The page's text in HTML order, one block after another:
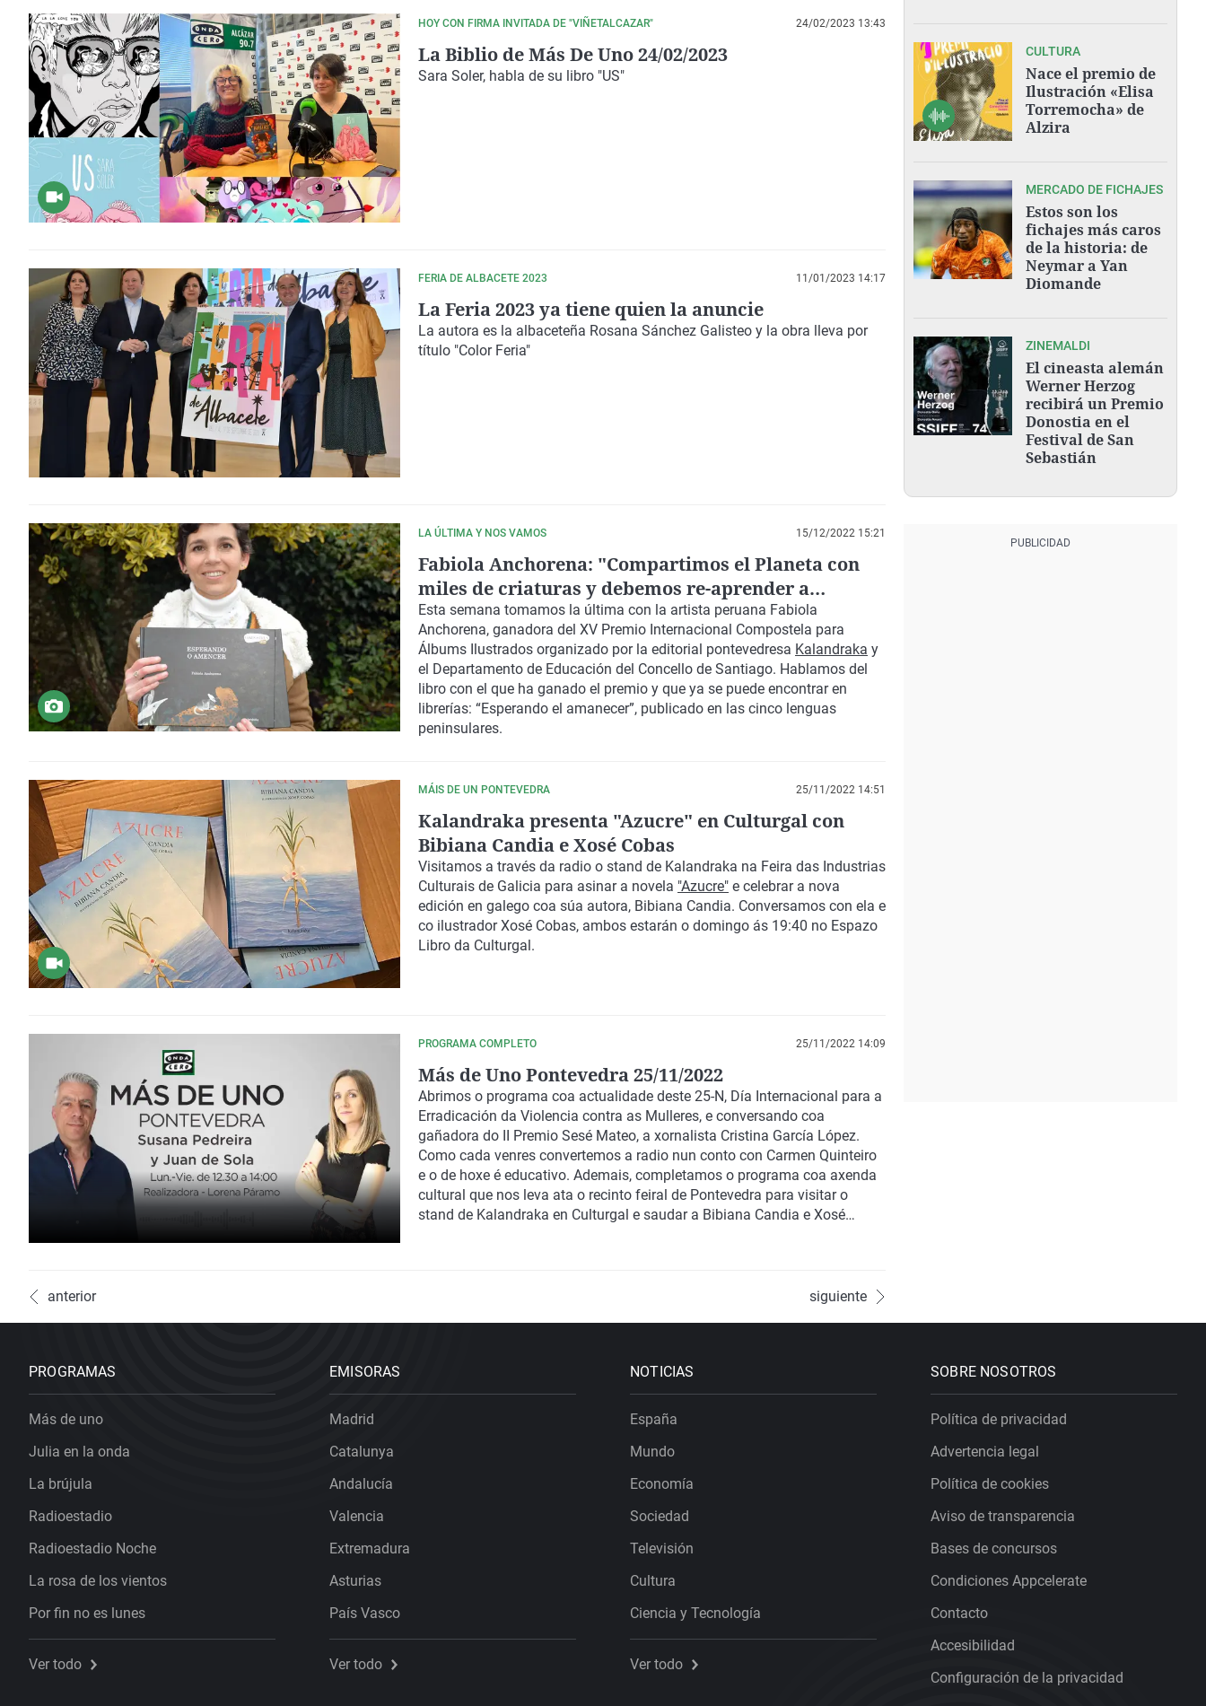
HOY CON FIRMA INVITADA DE "VIÑETALCAZAR" 24/02/2023 13:43
La Biblio de Más De Uno 24/02/2023
Sara Soler, habla de su libro "US"
FERIA DE ALBACETE 2023 11/01/2023 14:17
La Feria 2023 ya tiene quien la anuncie
La autora es la albaceteña Rosana Sánchez Galisteo y la obra lleva por
título "Color Feria"
LA ÚLTIMA Y NOS VAMOS 15/12/2022 15:21
Fabiola Anchorena: "Compartimos el Planeta con
miles de criaturas y debemos re-aprender a
convivir con ellas"
Esta semana tomamos la última con la artista peruana Fabiola
Anchorena, ganadora del XV Premio Internacional Compostela para
Álbums Ilustrados organizado por la editorial pontevedresa Kalandraka y
el Departamento de Educación del Concello de Santiago. Hablamos del
libro con el que ha ganado el premio y que ya se puede encontrar en
librerías: “Esperando el amanecer”, publicado en las cinco lenguas
peninsulares.
MÁIS DE UN PONTEVEDRA 25/11/2022 14:51
Kalandraka presenta "Azucre" en Culturgal con
Bibiana Candia e Xosé Cobas
Visitamos a través da radio o stand de Kalandraka na Feira das Industrias
Culturais de Galicia para asinar a novela "Azucre" e celebrar a nova
edición en galego coa súa autora, Bibiana Candia. Conversamos con ela e
co ilustrador Xosé Cobas, ambos estarán o domingo ás 19:40 no Espazo
Libro da Culturgal.
PROGRAMA COMPLETO 25/11/2022 14:09
Más de Uno Pontevedra 25/11/2022
Abrimos o programa coa actualidade deste 25-N, Día Internacional para a
Erradicación da Violencia contra as Mulleres, e conversando coa
gañadora do II Premio Sesé Mateo, a xornalista Cristina García López.
Como cada venres convertemos a radio nun conto con Carmen Quinteiro
e o de hoxe é educativo. Ademais, completamos o programa coa axenda
cultural que nos leva ata o recinto feiral de Pontevedra para visitar o
stand de Kalandraka en Culturgal e saudar a Bibiana Candia e Xosé
anterior siguiente
CULTURA
Nace el premio de
Ilustración «Elisa
Torremocha» de
Alzira
MERCADO DE FICHAJES
Estos son los
fichajes más caros
de la historia: de
Neymar a Yan
Diomande
ZINEMALDI
El cineasta alemán
Werner Herzog
recibirá un Premio
Donostia en el
Festival de San
Sebastián
PROGRAMAS
Más de uno
Julia en la onda
La brújula
Radioestadio
Radioestadio Noche
La rosa de los vientos
Por fin no es lunes
Ver todo
EMISORAS
Madrid
Catalunya
Andalucía
Valencia
Extremadura
Asturias
País Vasco
Ver todo
NOTICIAS
España
Mundo
Economía
Sociedad
Televisión
Cultura
Ciencia y Tecnología
Ver todo
SOBRE NOSOTROS
Política de privacidad
Advertencia legal
Política de cookies
Aviso de transparencia
Bases de concursos
Condiciones Appcelerate
Contacto
Accesibilidad
Configuración de la privacidad